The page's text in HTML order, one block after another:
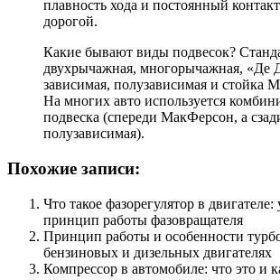
плавность хода и постоянный
дорогой.
Какие бывают виды подвесок?
двухрычажная, многорычажная, «Де
зависимая, полузависимая и стойка
На многих авто используется
подвеска (спереди МакФерсон, а
полузависимая).
Похожие записи:
Что такое фазорегулятор в двигателе:
принцип работы фазовращателя
Принцип работы и особенности
бензиновых и дизельных двигателях
Компрессор в автомобиле: что это и